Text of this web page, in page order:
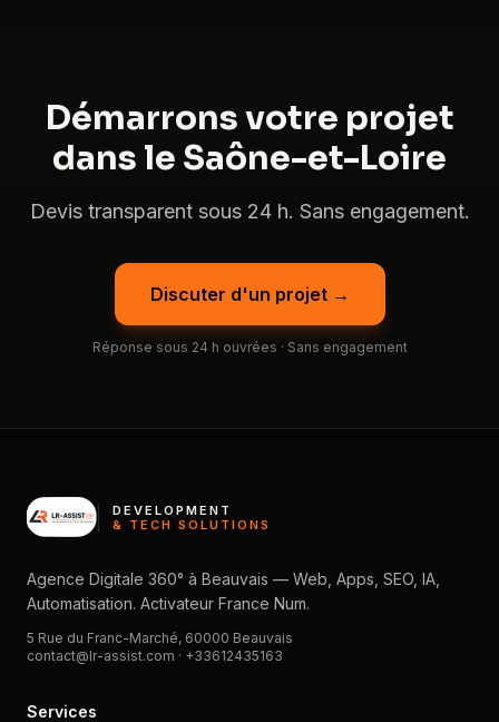
Démarrons votre projet
dans le Saône-et-Loire
Devis transparent sous 24 h. Sans engagement.
Discuter d'un projet →
Réponse sous 24 h ouvrées · Sans engagement
DEVELOPMENT
& TECH SOLUTIONS
Agence Digitale 360° à Beauvais — Web, Apps, SEO, IA,
Automatisation. Activateur France Num.
5 Rue du Franc-Marché, 60000 Beauvais
contact@lr-assist.com · +33612435163
Services